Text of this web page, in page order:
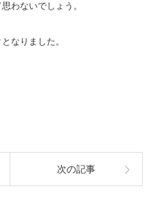
わないでしょう。
なりました。
次の記事